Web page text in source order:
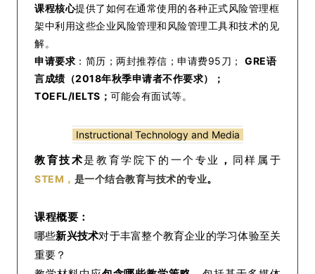
课程核心提供了如何在通常使用的各种正式风险管理框
架中利用这些企业风险管理和风险管理工具和技术的见
解。
申请要求 ：简历；两封推荐信；申请费95刀； GRE语
言成绩（2018年秋季申请者不作要求）；
TOEFL/IELTS； 可能会有面试等。
Instructional Technology and Media
教育技术是教育学院下的一个专业 ， 同样属于
STEM， 是一个结合教育与技术的专业。
课程概要：
哪些新兴技术对于丰富整个教育企业的学习体验至关
重要？